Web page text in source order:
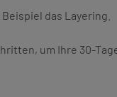
das Layering.
um Ihre 30-